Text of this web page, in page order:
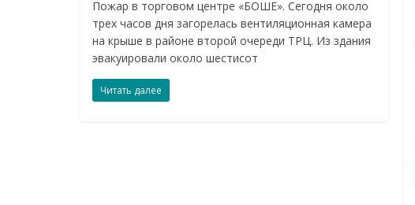
Пожар в торговом центре «БОШЕ». Сегодня около
трех часов дня загорелась вентиляционная камера
на крыше в районе второй очереди ТРЦ. Из здания
эвакуировали около шестисот
Читать далее